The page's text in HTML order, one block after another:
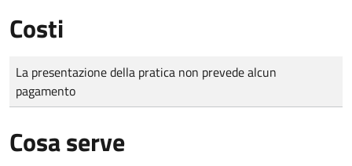
Costi
Tipo di pagamento
Importo
La presentazione della pratica non prevede alcun
pagamento
Cosa serve